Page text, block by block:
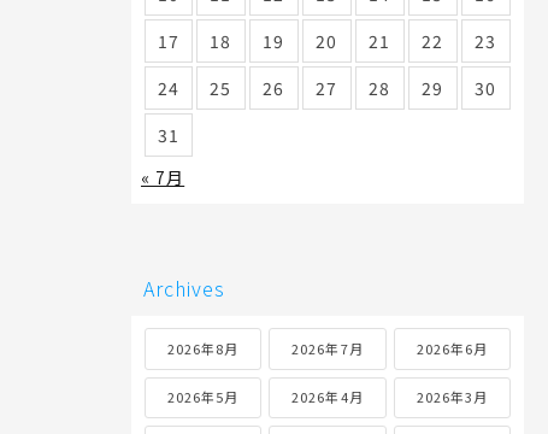
17
18 19 20 21 22
23
24
25 26 27 28 29
30
31
« 7月
Archives
2026年8月 2026年7月 2026年6月
2026年5月 2026年4月 2026年3月